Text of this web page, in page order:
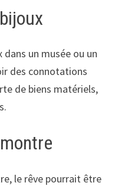
un musée ou un
des connotations
de biens matériels,
le rêve pourrait être